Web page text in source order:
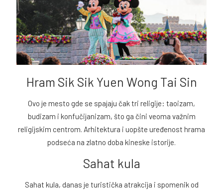
Hram Sik Sik Yuen Wong Tai Sin
Ovo je mesto gde se spajaju čak tri religije: taoizam,
budizam i konfučijanizam, što ga čini veoma važnim
religijskim centrom. Arhitektura i uopšte uređenost hrama
podseća na zlatno doba kineske istorije.
Sahat kula
Sahat kula, danas je turistička atrakcija i spomenik od